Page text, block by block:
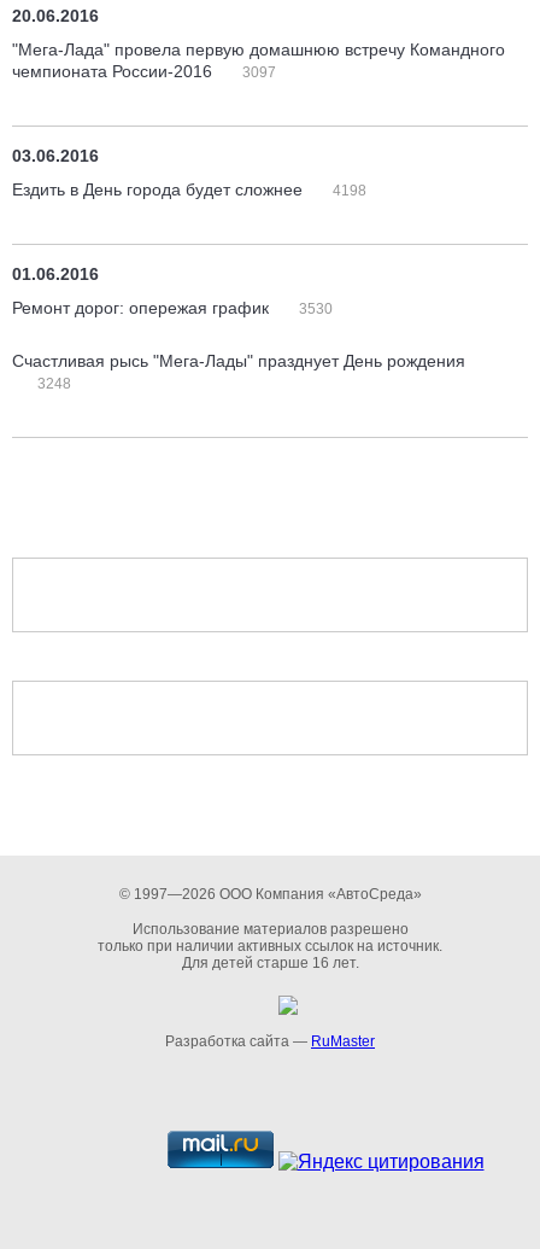
20.06.2016
"Мега-Лада" провела первую домашнюю встречу Командного
чемпионата России-2016
3097
03.06.2016
Ездить в День города будет сложнее
4198
01.06.2016
Ремонт дорог: опережая график
3530
Счастливая рысь "Мега-Лады" празднует День рождения
3248
© 1997—2026 ООО Компания «АвтоСреда»
Использование материалов разрешено
только при наличии активных ссылок на источник.
Для детей старше 16 лет.
Разработка сайта — RuMaster